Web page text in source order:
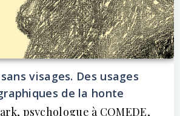
visages. Des usages
de la honte
psychologue à COMEDE,